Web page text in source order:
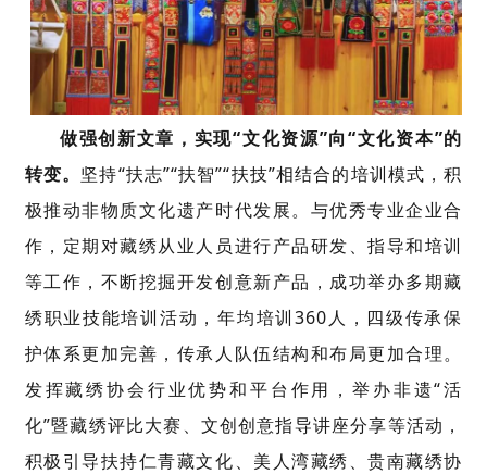
做强创新文章，实现“文化资源”向“文化资本”的
转变。 坚持“扶志”“扶智”“扶技”相结合的培训模式，积
极推动非物质文化遗产时代发展。 与优秀专业企业合
作， 定期对藏绣从业人员进行产品研发、指导和培训
等工作，不断挖掘开发创意新产品 ，成功举办多期藏
绣职业技能培训活动，年均培训360人， 四级传承保
护体系更加完善，传承人队伍结构和布局更加合理。
发挥藏绣协会行业优势和平台作用，举办非遗“活
化”暨藏绣评比大赛 、文创创意指导讲座分享等活动，
积极引导扶持仁青藏文化、 美人湾藏绣、贵南藏绣协